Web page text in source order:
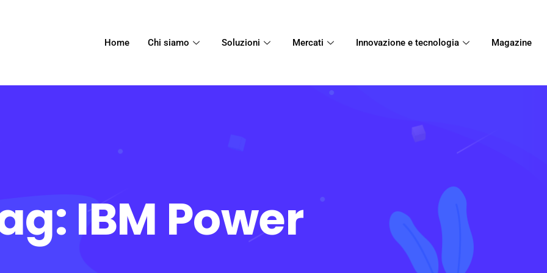
Home Chi siamo Soluzioni Mercati Innovazione e tecnologia Magazine
IBM Power